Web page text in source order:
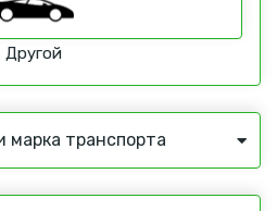
Другой
марка транспорта